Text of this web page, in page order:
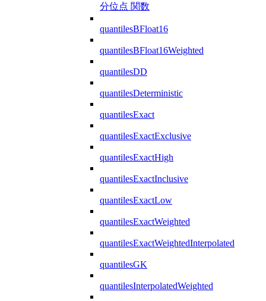
分位点 関数
quantilesBFloat16
quantilesBFloat16Weighted
quantilesDD
quantilesDeterministic
quantilesExact
quantilesExactExclusive
quantilesExactHigh
quantilesExactInclusive
quantilesExactLow
quantilesExactWeighted
quantilesExactWeightedInterpolated
quantilesGK
quantilesInterpolatedWeighted